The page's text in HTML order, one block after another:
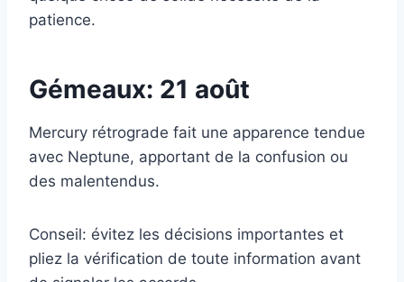
patience.
Gémeaux: 21 août
Mercury rétrograde fait une apparence tendue
avec Neptune, apportant de la confusion ou
des malentendus.
Conseil: évitez les décisions importantes et
pliez la vérification de toute information avant